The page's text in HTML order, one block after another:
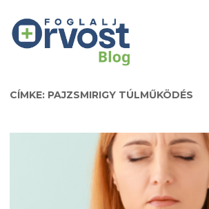
CÍMKE: PAJZSMIRIGY TÚLMŰKÖDÉS